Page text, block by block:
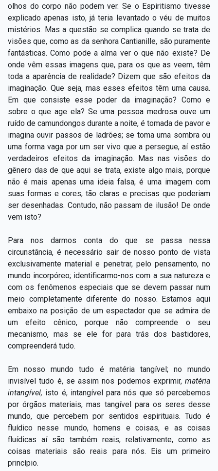
olhos do corpo não podem ver. Se o Espiritismo tivesse
explicado apenas isto, já teria levantado o véu de muitos
mistérios. Mas a questão se complica quando se trata de
visões que, como as da senhora Cantianille, são puramente
fantásticas. Como pode a alma ver o que não existe? De
onde vêm essas imagens que, para os que as veem, têm
toda a aparência de realidade? Dizem que são efeitos da
imaginação. Que seja, mas esses efeitos têm uma causa.
Em que consiste esse poder da imaginação? Como e
sobre o que age ela? Se uma pessoa medrosa ouve um
ruído de camundongos durante a noite, é tomada de pavor e
imagina ouvir passos de ladrões; se toma uma sombra ou
uma forma vaga por um ser vivo que a persegue, aí estão
verdadeiros efeitos da imaginação. Mas nas visões do
gênero das de que aqui se trata, existe algo mais, porque
não é mais apenas uma ideia falsa, é uma imagem com
suas formas e cores, tão claras e precisas que poderiam
ser desenhadas. Contudo, não passam de ilusão! De onde
vem isto?
Para nos darmos conta do que se passa nessa
circunstância, é necessário sair de nosso ponto de vista
exclusivamente material e penetrar, pelo pensamento, no
mundo incorpóreo; identificarmo-nos com a sua natureza e
com os fenômenos especiais que se devem passar num
meio completamente diferente do nosso. Estamos aqui
embaixo na posição de um espectador que se admira de
um efeito cênico, porque não compreende o seu
mecanismo, mas se ele for para trás dos bastidores,
compreenderá tudo.
Em nosso mundo tudo é matéria tangível; no mundo
invisível tudo é, se assim nos podemos exprimir, matéria
intangível, isto é, intangível para nós que só percebemos
por órgãos materiais, mas tangível para os seres desse
mundo, que percebem por sentidos espirituais. Tudo é
fluídico nesse mundo, homens e coisas, e as coisas
fluídicas aí são também reais, relativamente, como as
coisas materiais são reais para nós. Eis um primeiro
princípio.